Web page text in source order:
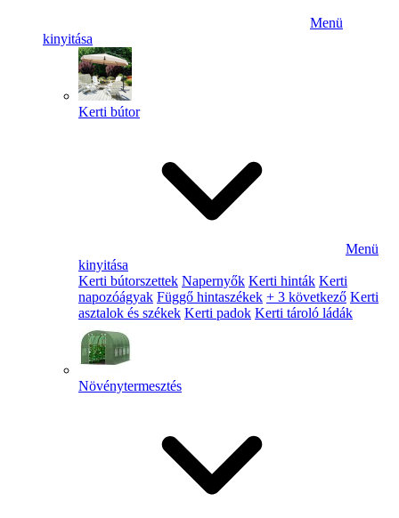
Menü
kinyitása
Kerti bútor
Menü
kinyitása
Kerti bútorszettek Napernyők Kerti hinták Kerti
napozóágyak Függő hintaszékek + 3 következő Kerti
asztalok és székek Kerti padok Kerti tároló ládák
Növénytermesztés